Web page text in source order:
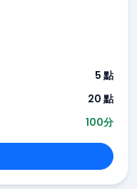
5 點
20 點
100分